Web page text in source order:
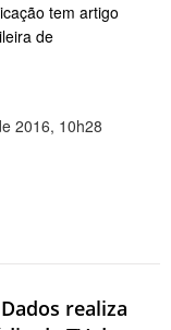
tem artigo
de
2016, 10h28
realiza